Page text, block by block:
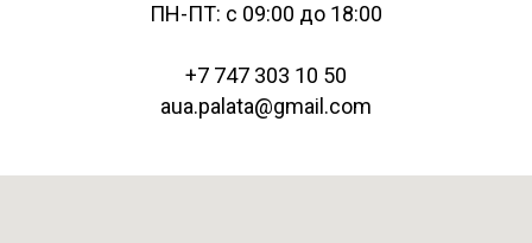
ПН-ПТ: с 09:00 до 18:00
+7 747 303 10 50
aua.palata@gmail.com